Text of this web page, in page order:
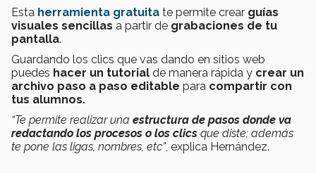
Esta herramienta gratuita te permite crear guías
visuales sencillas a partir de grabaciones de tu
pantalla.
Guardando los clics que vas dando en sitios web
puedes hacer un tutorial de manera rápida y crear un
archivo paso a paso editable para compartir con
tus alumnos.
“Te permite realizar una estructura de pasos donde va
redactando los procesos o los clics que diste; además
te pone las ligas, nombres, etc”, explica Hernández.